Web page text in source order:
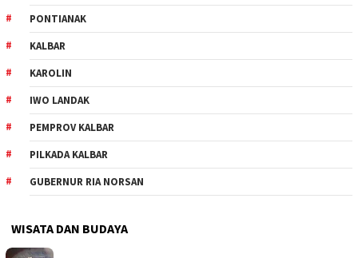
PONTIANAK
KALBAR
KAROLIN
IWO LANDAK
PEMPROV KALBAR
PILKADA KALBAR
GUBERNUR RIA NORSAN
WISATA DAN BUDAYA